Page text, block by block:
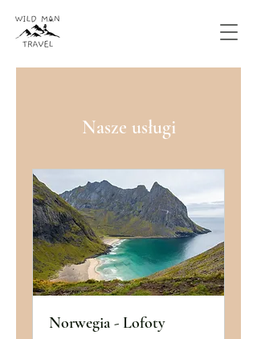
Nasze usługi
Norwegia - Lofoty